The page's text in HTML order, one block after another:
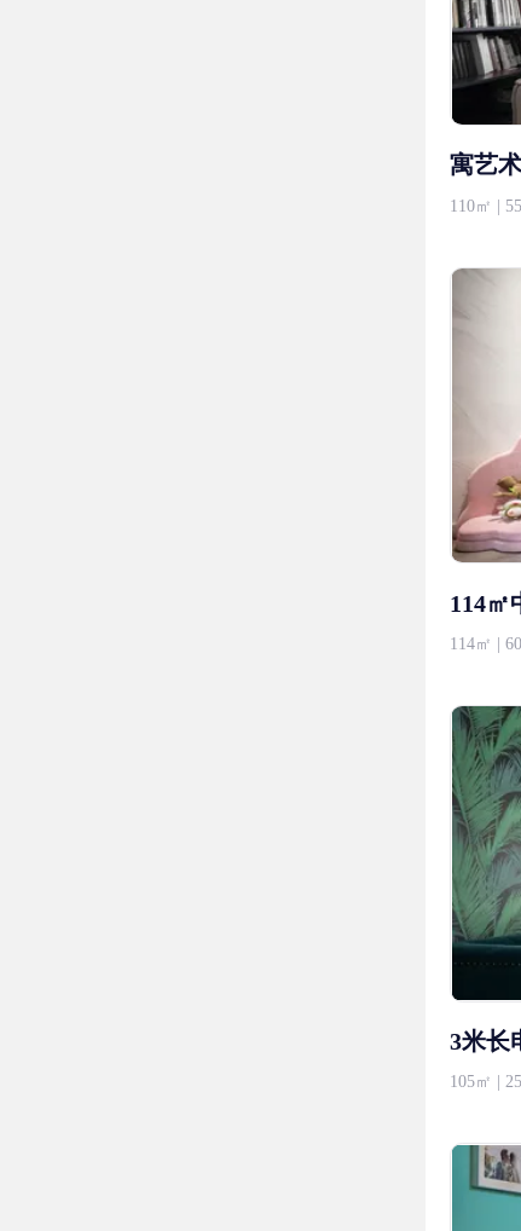
寓艺
110㎡ |
114㎡
114㎡ |
3米长
105㎡ |